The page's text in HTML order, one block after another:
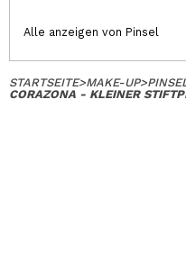
Alle anzeigen von Pinsel
STARTSEITE>MAKE-UP>
CORAZONA - KLEINER